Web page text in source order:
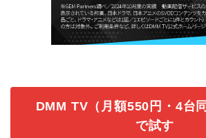
DMM TV（月額550円・4台
で試す